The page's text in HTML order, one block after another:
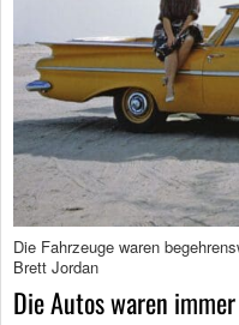
Die Fahrzeuge waren
Brett Jordan
Die Autos waren